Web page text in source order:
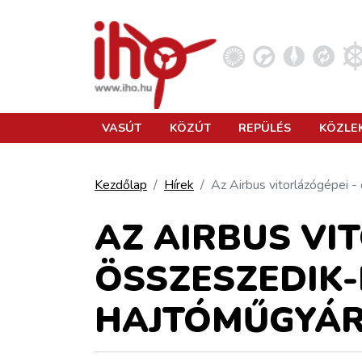
KÖZLEKEDÉSFEJLESZTÉS
ELLÁTÁSI LÁNC
VASÚT KÖZÚT REPÜLÉS
Kezdőlap Hírek Az Airbus vitorlázógépei
AZ AIRBUS